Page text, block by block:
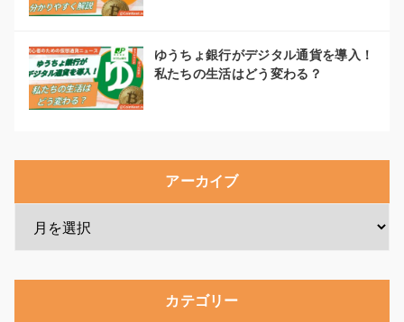
ゆうちょ銀行がデジタル通貨を導入！
私たちの生活はどう変わる？
アーカイブ
カテゴリー